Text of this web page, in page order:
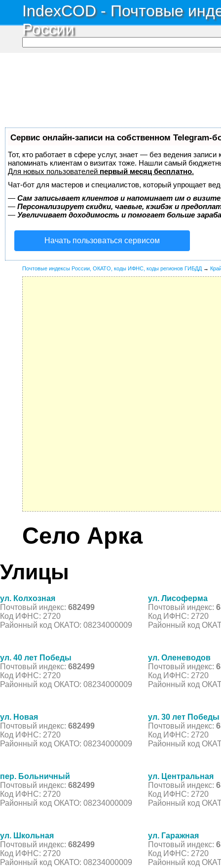
IndexCOD - Почтовые
России
Сервис онлайн-записи на собственном Telegram-
Тот, кто работает в сфере услуг, знает — без ведения
напоминать клиентам о визитах тоже. Нашли самый
Для новых пользователей первый месяц бесплатно.
Чат-бот для мастеров и специалистов, который упрощает
— Сам записывает клиентов и напоминает им о
— Персонализирует скидки, чаевые, кэшбэк и
— Увеличивает доходимость и помогает больше
Начать пользоваться сервисом
Почтовые индексы России, ОКАТО, коды ИФНС, коды регионов ГИБДД →
Село Арка
Улицы
ул. Колхозная
Почтовый индекс: 682499
Код ИФНС: 2720
Районный код ОКАТО: 08234000009
ул. Лисоферма
Почтовый индекс:
Код ИФНС: 2720
Районный код
ул. 40 лет Победы
Почтовый индекс: 682499
Код ИФНС: 2720
Районный код ОКАТО: 08234000009
ул. Оленеводов
Почтовый индекс:
Код ИФНС: 2720
Районный код
ул. Новая
Почтовый индекс: 682499
Код ИФНС: 2720
Районный код ОКАТО: 08234000009
ул. 30 лет Победы
Почтовый индекс:
Код ИФНС: 2720
Районный код
пер. Больничный
Почтовый индекс: 682499
Код ИФНС: 2720
Районный код ОКАТО: 08234000009
ул. Центральная
Почтовый индекс:
Код ИФНС: 2720
Районный код
ул. Школьная
Почтовый индекс: 682499
Код ИФНС: 2720
Районный код ОКАТО: 08234000009
ул. Гаражная
Почтовый индекс:
Код ИФНС: 2720
Районный код